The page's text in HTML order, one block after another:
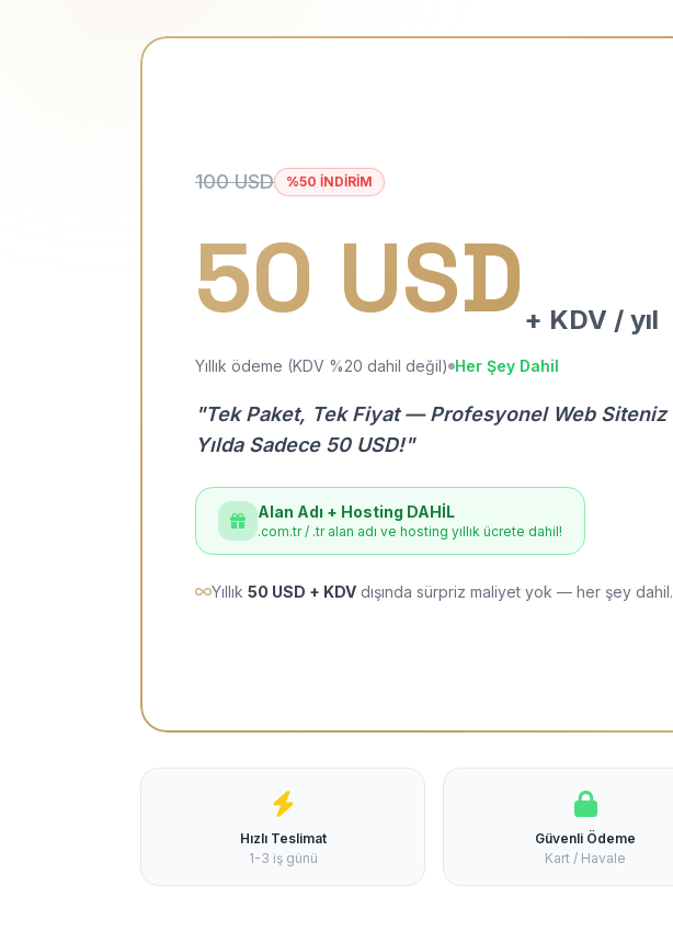
100 USD %50 İNDİRİM
50 USD + KDV / yıl
Yıllık ödeme (KDV %20 dahil değil) Her Şey Dahil
"Tek Paket, Tek Fiyat — Profesyonel Web Siteniz
Yılda Sadece 50 USD!"
Alan Adı + Hosting DAHİL
.com.tr / .tr alan adı ve hosting yıllık ücrete dahil!
Yıllık 50 USD + KDV dışında sürpriz maliyet yok — her şey dahil.
Hızlı Teslimat
1-3 iş günü
Güvenli Ödeme
Kart / Havale